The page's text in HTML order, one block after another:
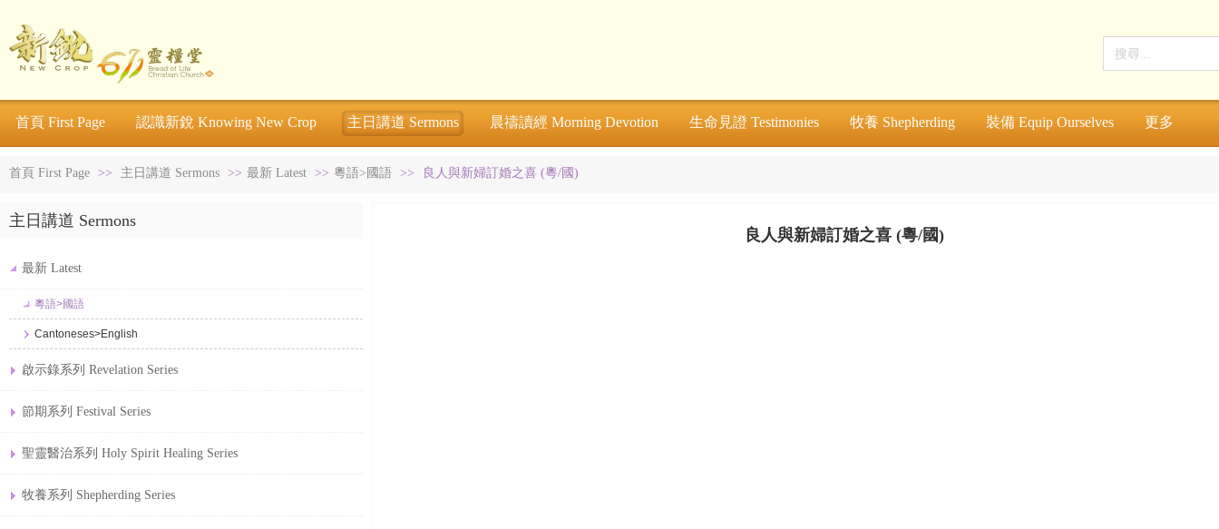
首頁 First Page 認識新銳 Knowing New Crop 主日講道 Sermons 晨禱讀經 Morning Devotion 生命見證 Testimonies 牧養 Shepherding 裝備 Equip Ourselves 更多
首頁 First Page >> 主日講道 Sermons >> 最新 Latest >> 粵語>國語 >> 良人與新婦訂婚之喜 (粵/國)
主日講道 Sermons
最新 Latest
粵語>國語
Cantoneses>English
啟示錄系列 Revelation Series
節期系列 Festival Series
聖靈醫治系列 Holy Spirit Healing Series
牧養系列 Shepherding Series
良人與新婦訂婚之喜 (粵/國)